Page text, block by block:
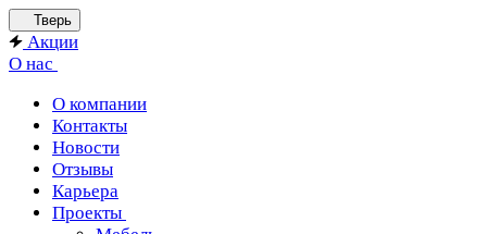
Тверь
Акции
О нас
О компании
Контакты
Новости
Отзывы
Карьера
Проекты